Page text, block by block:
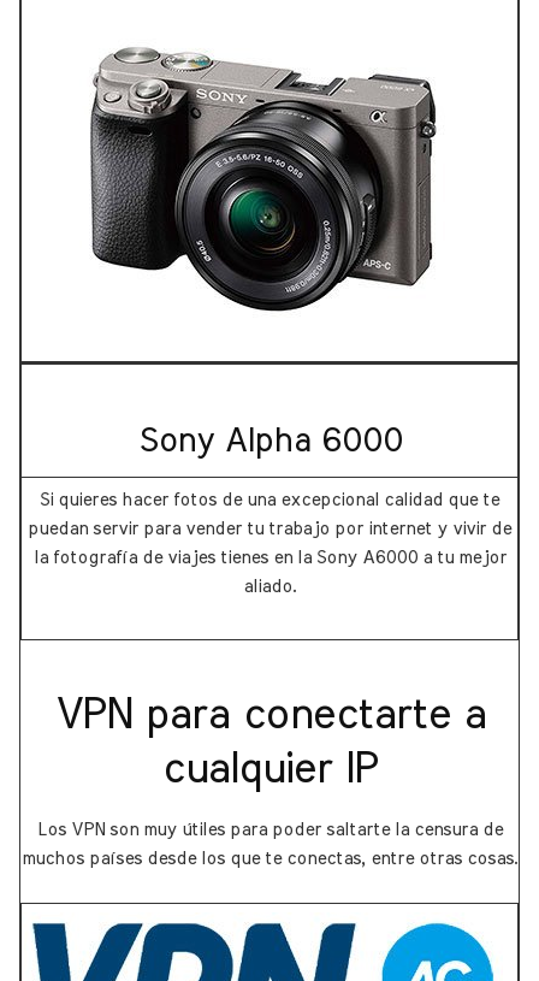
Sony Alpha 6000
Si quieres hacer fotos de una excepcional calidad que te
puedan servir para vender tu trabajo por internet y vivir de
la fotografía de viajes tienes en la Sony A6000 a tu mejor
aliado.
VPN para conectarte a
cualquier IP
Los VPN son muy útiles para poder saltarte la censura de
muchos países desde los que te conectas, entre otras cosas.